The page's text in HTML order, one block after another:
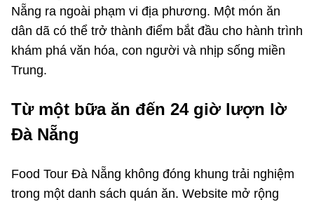
Nẵng ra ngoài phạm vi địa phương. Một món ăn
dân dã có thể trở thành điểm bắt đầu cho hành trình
khám phá văn hóa, con người và nhịp sống miền
Trung.
Từ một bữa ăn đến 24 giờ lượn lờ
Đà Nẵng
Food Tour Đà Nẵng không đóng khung trải nghiệm
trong một danh sách quán ăn. Website mở rộng